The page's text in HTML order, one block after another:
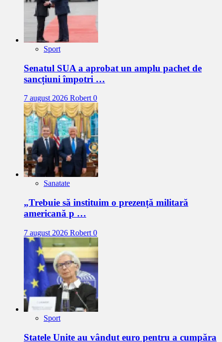
Sport
Senatul SUA a aprobat un amplu pachet de
sancțiuni împotri …
7 august 2026 Robert0
Sanatate
„Trebuie să instituim o prezență militară
americană p …
7 august 2026 Robert 0
Sport
Statele Unite au vândut euro pentru a cumpăra